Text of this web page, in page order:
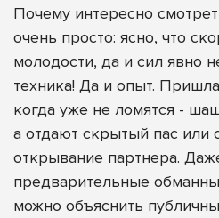
Почему интересно
очень просто: ясно, что
молодости, да и сил явно
техника! Да и опыт.
когда уже не ломятся -
а отдают скрытый пас или
открывание партнера.
предварительные
можно объяснить